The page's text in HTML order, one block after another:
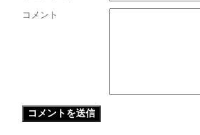
コメント